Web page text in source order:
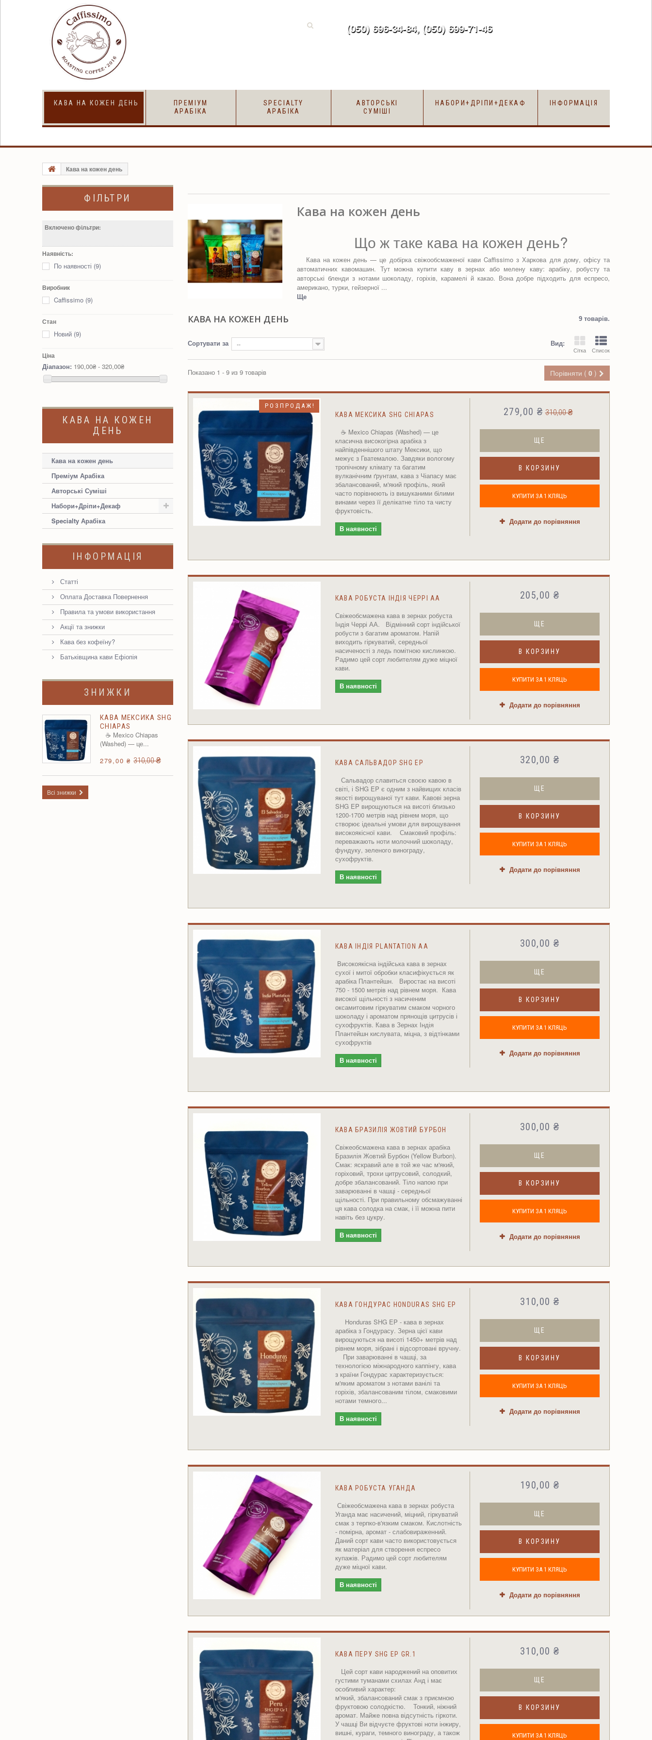
(050) 696-34-84, (050) 699-71-46
КАВА НА КОЖЕН
ПРЕМІУМ
АРАБІКА
SPECIALTY
АРАБІКА
АВТОРСЬКІ
СУМІШІ
НАБОРИ+ДРІПИ+ДЕКАФ ІНФОРМАЦІЯ
Кава на кожен день
ФІЛЬТРИ
Включено фільтри:
Наявність:
По наявності (9)
Виробник
Caffissimo (9)
Стан
Новий (9)
Ціна
Діапазон: 190,00₴ - 320,00₴
КАВА НА КОЖЕН
ДЕНЬ
Кава на кожен день
Преміум Арабіка
Авторські Суміші
Набори+Дріпи+Декаф
Specialty Арабіка
ІНФОРМАЦІЯ
Статті
Оплата Доставка Повернення
Правила та умови використання
Акції та знижки
Кава без кофеїну?
Батьківщина кави Ефіопія
ЗНИЖКИ
КАВА МЕКСИКА SHG
CHIAPAS
☕ Mexico Chiapas
(Washed) — це...
279,00 ₴310,00 ₴
Всі знижки
Кава на кожен день
Що ж таке кава на кожен день?
Кава на кожен день — це добірка свіжообсмаженої кави Caffissimo з Харкова для дому, офісу та
автоматичних кавомашин. Тут можна купити каву в зернах або мелену каву: арабіку, робусту та
авторські бленди з нотами шоколаду, горіхів, карамелі й какао. Вона добре підходить для еспресо,
американо, турки, гейзерної ...
Ще
КАВА НА КОЖЕН ДЕНЬ 9 товарів.
Вид:
Сітка Список
Сортувати за --
Порівняти ( 0 )
Показано 1 - 9 из 9 товарів
РОЗПРОДАЖ!
КАВА МЕКСИКА SHG CHIAPAS
☕ Mexico Chiapas (Washed) — це
класична високогірна арабіка з
найпівденнішого штату Мексики, що
межує з Гватемалою. Завдяки вологому
тропічному клімату та багатим
вулканічним ґрунтам, кава з Чіапасу має
збалансований, м'який профіль, який
часто порівнюють із вишуканими білими
винами через її делікатне тіло та чисту
фруктовість.
В наявності
279,00 ₴ 310,00 ₴
ЩЕ
В КОРЗИНУ
КУПИТИ ЗА 1 КЛЯЦЬ
Додати до порівняння
КАВА РОБУСТА ІНДІЯ ЧЕРРІ АА
Свіжеобсмажена кава в зернах робуста
Індія Черрі АА. Відмінний сорт індійської
робусти з багатим ароматом. Напій
виходить гіркуватий, середньої
насиченості з ледь помітною кислинкою.
Радимо цей сорт любителям дуже міцної
кави.
В наявності
205,00 ₴
ЩЕ
В КОРЗИНУ
КУПИТИ ЗА 1 КЛЯЦЬ
Додати до порівняння
КАВА САЛЬВАДОР SHG EP
Сальвадор славиться своєю кавою в
світі, і SHG EP є одним з найвищих класів
якості вирощуваної тут кави. Кавові зерна
SHG EP вирощуються на висоті близько
1200-1700 метрів над рівнем моря, що
створює ідеальні умови для вирощування
високоякісної кави. Смаковий профіль:
переважають ноти молочний шоколаду,
фундуку, зеленого винограду,
сухофруктів.
В наявності
320,00 ₴
ЩЕ
В КОРЗИНУ
КУПИТИ ЗА 1 КЛЯЦЬ
Додати до порівняння
КАВА ІНДІЯ PLANTATION АА
Високоякісна індійська кава в зернах
сухої і митої обробки класифікується як
арабіка Плантейшн. Виростає на висоті
750 - 1500 метрів над рівнем моря. Кава
високої щільності з насиченим
оксамитовим гіркуватим смаком чорного
шоколаду і ароматом прянощів цитрусів і
сухофруктів. Кава в Зернах Індія
Плантейшн кислувата, міцна, з відтінками
сухофруктів
В наявності
300,00 ₴
ЩЕ
В КОРЗИНУ
КУПИТИ ЗА 1 КЛЯЦЬ
Додати до порівняння
КАВА БРАЗИЛІЯ ЖОВТИЙ БУРБОН
Свіжеобсмажена кава в зернах арабіка
Бразилія Жовтий Бурбон (Yellow Burbon).
Смак: яскравий але в той же час м'який,
горіховий, трохи цитрусовий, солодкий,
добре збалансований. Тіло напою при
заварюванні в чашці - середньої
щільності. При правильному обсмажуванні
ця кава солодка на смак, і її можна пити
навіть без цукру.
В наявності
300,00 ₴
ЩЕ
В КОРЗИНУ
КУПИТИ ЗА 1 КЛЯЦЬ
Додати до порівняння
КАВА ГОНДУРАС HONDURAS SHG EP
Honduras SHG EP - кава в зернах
арабіка з Гондурасу. Зерна цієї кави
вирощуються на висоті 1450+ метрів над
рівнем моря, зібрані і відсортовані вручну.
При заварюванні в чашці, за
технологією міжнародного каппінгу, кава
з країни Гондурас характеризується:
м'яким ароматом з нотами ванілі та
горіхів, збалансованим тілом, смаковими
нотами темного...
В наявності
310,00 ₴
ЩЕ
В КОРЗИНУ
КУПИТИ ЗА 1 КЛЯЦЬ
Додати до порівняння
КАВА РОБУСТА УГАНДА
Свіжеобсмажена кава в зернах робуста
Уганда має насичений, міцний, гіркуватий
смак з терпко-в'язким смаком. Кислотність
- помірна, аромат - слабовираженний.
Даний сорт кави часто використовується
як матеріал для створення еспресо
купажів. Радимо цей сорт любителям
дуже міцної кави.
В наявності
190,00 ₴
ЩЕ
В КОРЗИНУ
КУПИТИ ЗА 1 КЛЯЦЬ
Додати до порівняння
КАВА ПЕРУ SHG EP GR.1
Цей сорт кави народжений на оповитих
густими туманами схилах Анд і має
особливий характер:
м'який, збалансований смак з приємною
фруктовою солодкістю. Тонкий, ніжний
аромат. Майже повна відсутність гіркоти.
У чашці Ви відчуєте фруктові ноти інжиру,
вишні, кураги, темного винограду, а також
310,00 ₴
ЩЕ
В КОРЗИНУ
КУПИТИ ЗА 1 КЛЯЦЬ